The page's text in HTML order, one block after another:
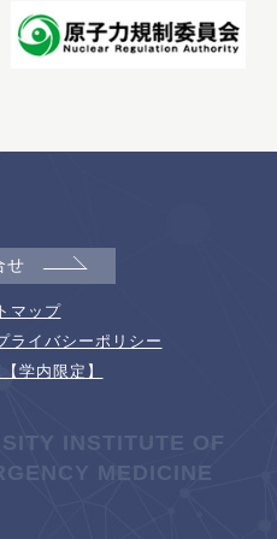
せ
マップ
ライバシーポリシー
学内限定】
INSTITUTE OF
MEDICINE